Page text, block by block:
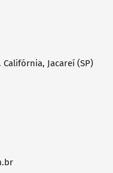
Califórnia, Jacareí (SP)